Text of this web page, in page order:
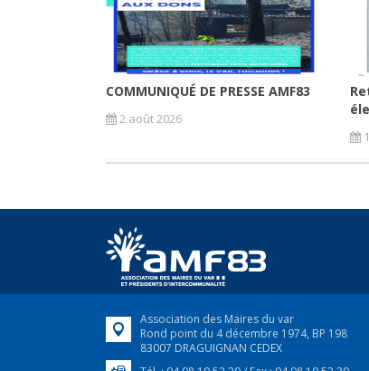
COMMUNIQUÉ DE PRESSE AMF83
2 août 2026
Association des Maires du var
Rond point du 4 décembre 1974, BP 198
83007 DRAGUIGNAN CEDEX